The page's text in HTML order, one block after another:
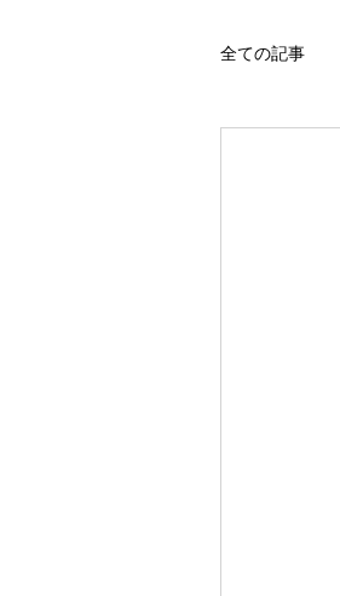
全ての記事